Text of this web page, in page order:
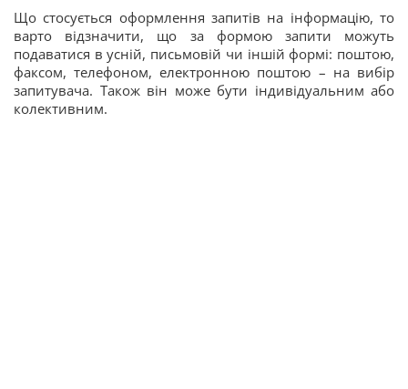
Що стосується оформлення запитів на інформацію, то
варто відзначити, що за формою запити можуть
подаватися в усній, письмовій чи іншій формі: поштою,
факсом, телефоном, електронною поштою – на вибір
запитувача. Також він може бути індивідуальним або
колективним.